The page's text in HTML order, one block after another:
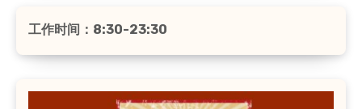
工作时间：8:30-23:30